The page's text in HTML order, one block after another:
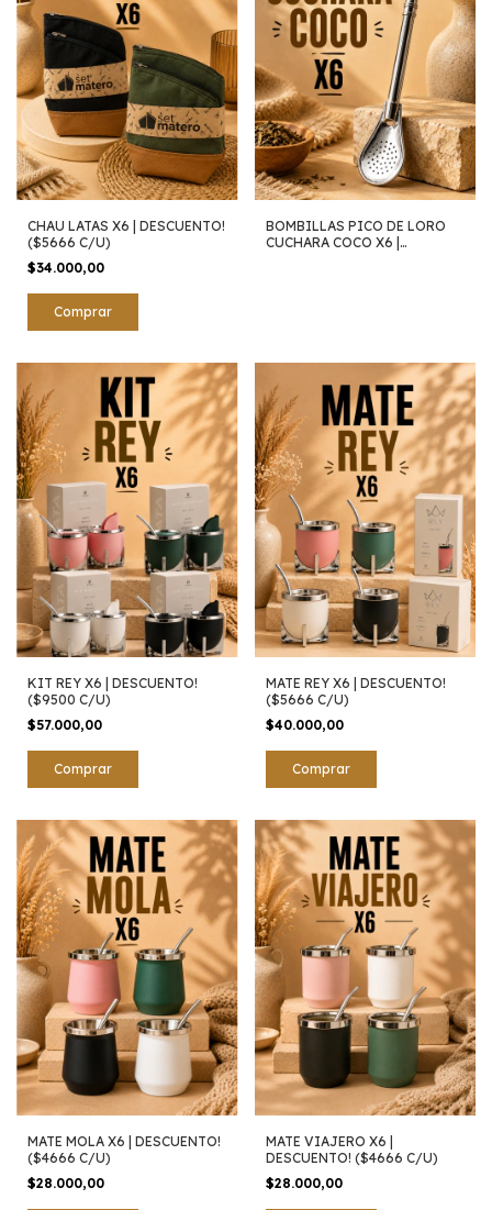
CHAU LATAS X6 | DESCUENTO!
($5666 C/U)
$34.000,00
BOMBILLAS PICO DE LORO
CUCHARA COCO X6 |
KIT REY X6 | DESCUENTO!
($9500 C/U)
$57.000,00
MATE REY X6 | DESCUENTO!
($5666 C/U)
$40.000,00
MATE MOLA X6 | DESCUENTO!
($4666 C/U)
$28.000,00
MATE VIAJERO X6 |
DESCUENTO! ($4666 C/U)
$28.000,00